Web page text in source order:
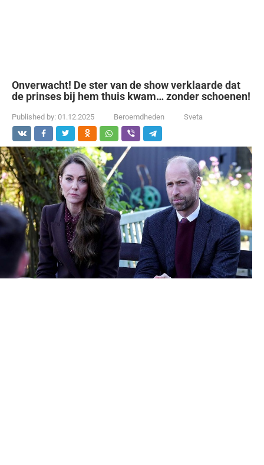
Onverwacht! De ster van de show verklaarde dat
de prinses bij hem thuis kwam… zonder schoenen!
Published by: 01.12.2025 Beroemdheden Sveta